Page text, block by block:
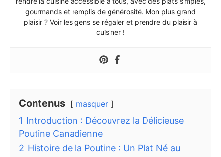
gourmands et remplis de générosité. Mon plus grand
plaisir ? Voir les gens se régaler et prendre du plaisir à
cuisiner !
Contenus masquer
1 Introduction : Découvrez la Délicieuse
Poutine Canadienne
2 Histoire de la Poutine : Un Plat Né au